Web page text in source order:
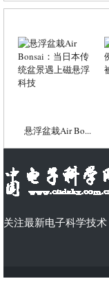
悬浮盆栽Air Bo...
关注最新电子科学技术